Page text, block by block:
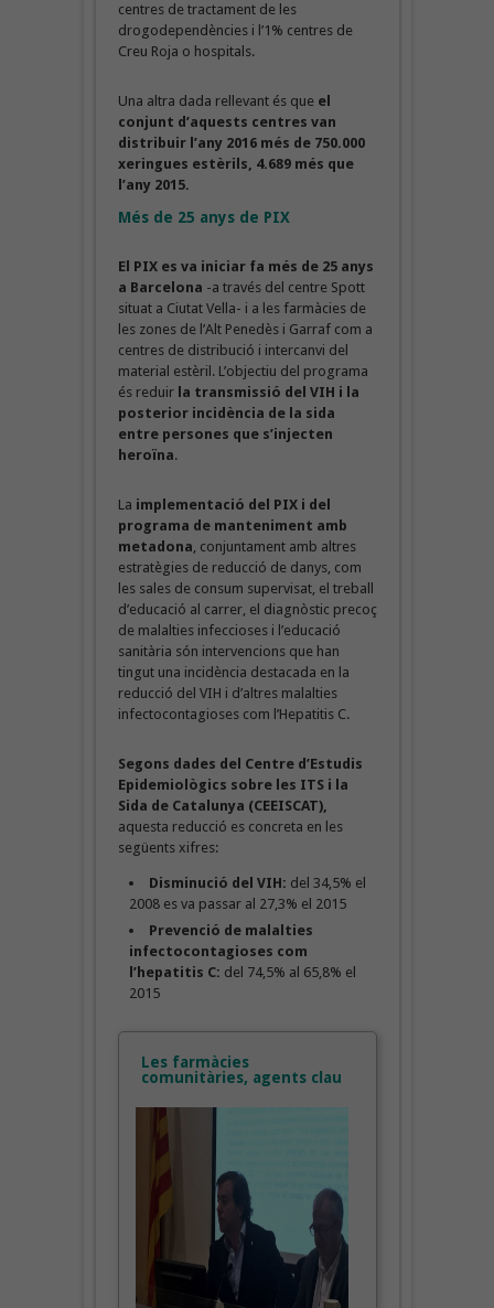
centres de tractament de les
drogodependències i l’1% centres de
Creu Roja o hospitals.
Una altra dada rellevant és que el
conjunt d’aquests centres van
distribuir l’any 2016 més de 750.000
xeringues estèrils, 4.689 més que
l’any 2015.
Més de 25 anys de PIX
El PIX es va iniciar fa més de 25 anys
a Barcelona -a través del centre Spott
situat a Ciutat Vella- i a les farmàcies de
les zones de l’Alt Penedès i Garraf com a
centres de distribució i intercanvi del
material estèril. L’objectiu del programa
és reduirla transmissió del VIH i la
posterior incidència de la sida
entre persones que s’injecten
heroïna.
La implementació del PIX i del
programa de manteniment amb
metadona, conjuntament amb altres
estratègies de reducció de danys, com
les sales de consum supervisat, el treball
d’educació al carrer, el diagnòstic precoç
de malalties infeccioses i l’educació
sanitària són intervencions que han
tingut una incidència destacada en la
reducció del VIH i d’altres malalties
infectocontagioses com l’Hepatitis C.
Segons dades del Centre d’Estudis
Epidemiològics sobre les ITS i la
Sida de Catalunya (CEEISCAT),
aquesta reducció es concreta en les
següents xifres:
Disminució del VIH: del 34,5% el
2008 es va passar al 27,3% el 2015
Prevenció de malalties
infectocontagioses com
l’hepatitis C: del 74,5% al 65,8% el
2015
Les farmàcies
comunitàries, agents clau